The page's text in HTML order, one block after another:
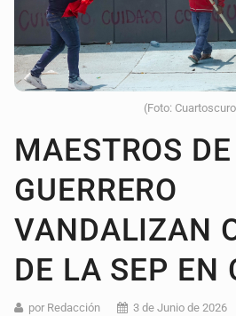
(Foto:
MAESTROS DE
GUERRERO
VANDALIZAN
DE LA SEP EN
por Redacción 3 de Junio de 2026